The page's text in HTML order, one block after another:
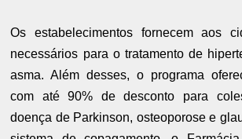
Os estabelecimentos fornecem aos
necessários para o tratamento de
asma. Além desses, o programa
com até 90% de desconto para
doença de Parkinson, osteoporose e